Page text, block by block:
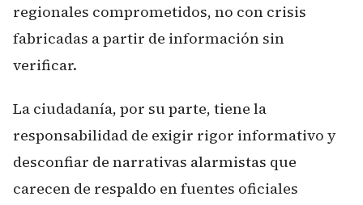
regionales comprometidos, no con crisis
fabricadas a partir de información sin
verificar.
La ciudadanía, por su parte, tiene la
responsabilidad de exigir rigor informativo y
desconfiar de narrativas alarmistas que
carecen de respaldo en fuentes oficiales